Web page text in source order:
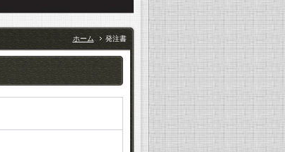
ホーム 発注書